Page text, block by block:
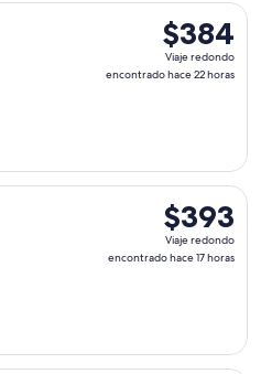
$384
Viaje
redondo,
$384
Viaje redondo
encontrado hace 22 horas
salida el mar, 3 nov.
$393
Viaje
redondo,
$393
Viaje redondo
encontrado hace 17 horas
Airlines, con salida el dom,